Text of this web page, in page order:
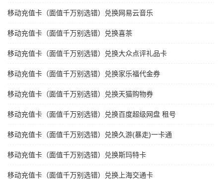
移动充值卡（面值千万别选错）兑换网易云音乐
移动充值卡（面值千万别选错）兑换喜茶
移动充值卡（面值千万别选错）兑换大众点评礼品卡
移动充值卡（面值千万别选错）兑换家乐福代金券
移动充值卡（面值千万别选错）兑换天猫购物券
移动充值卡（面值千万别选错）兑换百度超级网盘 租号
移动充值卡（面值千万别选错）兑换久游(暴走)一卡通
移动充值卡（面值千万别选错）兑换斯玛特卡
移动充值卡（面值千万别选错）兑换上海交通卡